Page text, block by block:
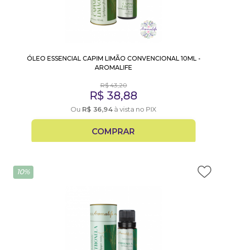
ÓLEO ESSENCIAL CAPIM LIMÃO CONVENCIONAL 10ML -
AROMALIFE
R$43,20
R$ 38,88
Ou R$ 36,94à vista no PIX
COMPRAR
10%